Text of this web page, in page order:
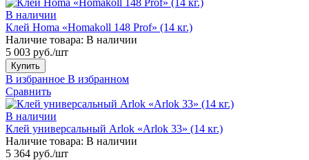
В наличии
Клей Homa «Homakoll 148 Prof» (14 кг.)
Наличие товара: В наличии
5 003 руб./шт
Купить
В избранное В избранном
Сравнить
В наличии
Клей универсальный Arlok «Arlok 33» (14 кг.)
Наличие товара: В наличии
5 364 руб./шт